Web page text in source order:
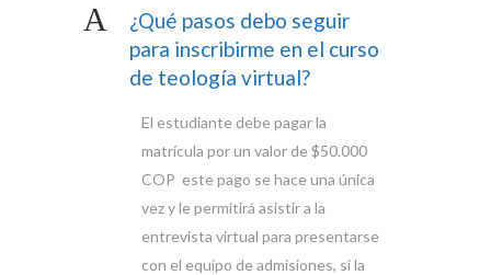
A
¿Qué pasos debo seguir
para inscribirme en el curso
de teología virtual?
El estudiante debe pagar la
matrícula por un valor de $50.000
COP este pago se hace una única
vez y le permitirá asistir a la
entrevista virtual para presentarse
con el equipo de admisiones, si la